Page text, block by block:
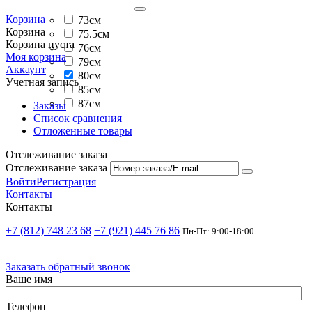
73см
75.5см
76см
79см
80см
85см
87см
Корзина
Корзина
Корзина пуста
Моя корзина
Аккаунт
Учетная запись
Заказы
Список сравнения
Отложенные товары
Отслеживание заказа
Отслеживание заказа
ВойтиРегистрация
Контакты
Контакты
+7 (812) 748 23 68 +7 (921) 445 76 86 Пн-Пт: 9:00-18:00
Заказать обратный звонок
Ваше имя
Телефон